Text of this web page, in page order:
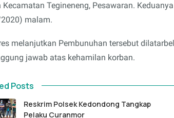
Kecamatan Tegineneng, Pesawaran.
malam.
melanjutkan Pembunuhan tersebut
jawab atas kehamilan korban.
Posts
Reskrim Polsek Kedondong Tangkap
Pelaku Curanmor